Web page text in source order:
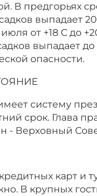
В предгорьях
выпадает
от +18 С до
выпадает
опасности.
систему
срок. Глава
- Верховный
карт и
В крупных